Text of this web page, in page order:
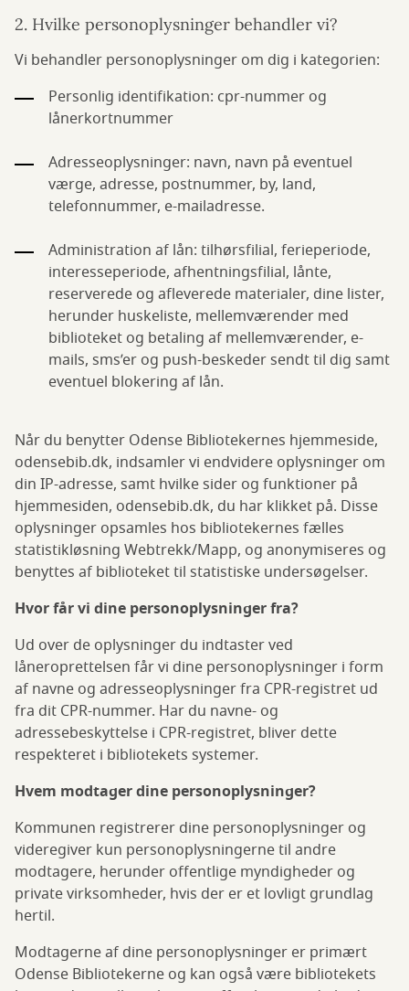
2. Hvilke personoplysninger behandler vi?
Vi behandler personoplysninger om dig i kategorien:
Personlig identifikation: cpr-nummer og
lånerkortnummer
Adresseoplysninger: navn, navn på eventuel
værge, adresse, postnummer, by, land,
telefonnummer, e-mailadresse.
Administration af lån: tilhørsfilial, ferieperiode,
interesseperiode, afhentningsfilial, lånte,
reserverede og afleverede materialer, dine lister,
herunder huskeliste, mellemværender med
biblioteket og betaling af mellemværender, e-
mails, sms’er og push-beskeder sendt til dig samt
eventuel blokering af lån.
Når du benytter Odense Bibliotekernes hjemmeside,
odensebib.dk, indsamler vi endvidere oplysninger om
din IP-adresse, samt hvilke sider og funktioner på
hjemmesiden, odensebib.dk, du har klikket på. Disse
oplysninger opsamles hos bibliotekernes fælles
statistikløsning Webtrekk/Mapp, og anonymiseres og
benyttes af biblioteket til statistiske undersøgelser.
Hvor får vi dine personoplysninger fra?
Ud over de oplysninger du indtaster ved
låneroprettelsen får vi dine personoplysninger i form
af navne og adresseoplysninger fra CPR-registret ud
fra dit CPR-nummer. Har du navne- og
adressebeskyttelse i CPR-registret, bliver dette
respekteret i bibliotekets systemer.
Hvem modtager dine personoplysninger?
Kommunen registrerer dine personoplysninger og
videregiver kun personoplysningerne til andre
modtagere, herunder offentlige myndigheder og
private virksomheder, hvis der er et lovligt grundlag
hertil.
Modtagerne af dine personoplysninger er primært
Odense Bibliotekerne og kan også være bibliotekets